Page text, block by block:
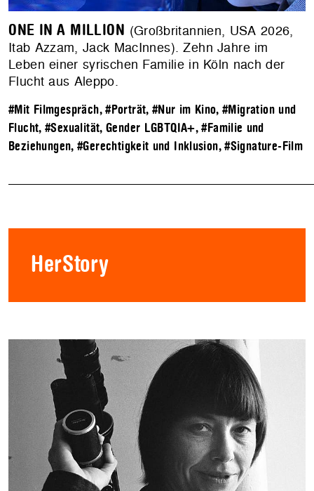
ONE IN A MILLION (Großbritannien, USA 2026,
Itab Azzam, Jack MacInnes). Zehn Jahre im
Leben einer syrischen Familie in Köln nach der
Flucht aus Aleppo.
#Mit Filmgespräch,#Porträt, #Nur im Kino,#Migration und
Flucht,#Sexualität, Gender LGBTQIA+,#Familie und
Beziehungen,#Gerechtigkeit und Inklusion,#Signature-Film
HerStory